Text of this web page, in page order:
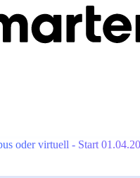
oder virtuell - Start